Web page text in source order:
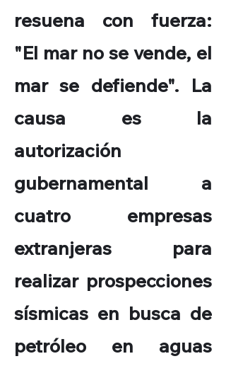
resuena con fuerza:
"El mar no se vende, el
mar se defiende". La
causa es la
autorización
gubernamental a
cuatro empresas
extranjeras para
realizar prospecciones
sísmicas en busca de
petróleo en aguas